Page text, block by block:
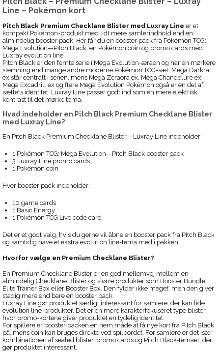
Line – Pokémon kort
Pitch Black Premium Checklane Blister med Luxray Line er et
kompakt Pokémon-produkt med lidt mere samlerindhold end en
almindelig booster pack. Her får du en booster pack fra Pokémon TCG:
Mega Evolution—Pitch Black, en Pokémon coin og promo cards med
Luxray evolution line.
Pitch Black er den femte serie i Mega Evolution-æraen og har en mørkere
stemning end mange andre moderne Pokémon TCG-sæt. Mega Darkrai
ex står centralt i serien, mens Mega Zeraora ex, Mega Chandelure ex,
Mega Excadrill ex og flere Mega Evolution Pokémon også er en del af
sættets identitet. Luxray Line passer godt ind som en mere elektrisk
kontrast til det mørke tema.
Hvad indeholder en Pitch Black Premium Checklane Blister
med Luxray Line?
En Pitch Black Premium Checklane Blister – Luxray Line indeholder:
1 Pokémon TCG: Mega Evolution—Pitch Black booster pack
3 Luxray Line promo cards
1 Pokémon coin
Hver booster pack indeholder:
10 game cards
1 Basic Energy
1 Pokémon TCG Live code card
Det er et godt valg, hvis du gerne vil åbne en booster pack fra Pitch Black
og samtidig have et ekstra evolution line-tema med i pakken.
Hvorfor vælge en Premium Checklane Blister?
En Premium Checklane Blister er en god mellemvej mellem en
almindelig Checklane Blister og større produkter som Booster Bundle,
Elite Trainer Box eller Booster Box. Den fylder ikke meget, men den giver
stadig mere end bare én booster pack.
Luxray Line gør produktet særligt interessant for samlere, der kan lide
evolution line-produkter. Det er en mere karakterfokuseret type blister,
hvor promo-kortene giver produktet en tydelig identitet.
For spillere er booster packen en nem måde at få nye kort fra Pitch Black
på, mens coin kan bruges direkte ved spilbordet. For samlere er det især
kombinationen af sealed blister, promo cards og Pitch Black-temaet, der
gør produktet interessant.